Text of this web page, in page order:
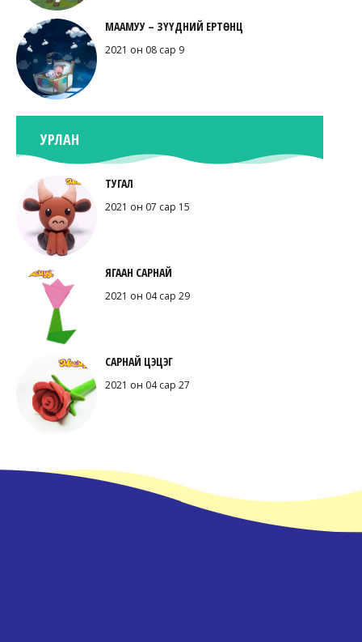
МААМУУ – ЗҮҮДНИЙ ЕРТӨНЦ
2021 он 08 сар 9
УРЛАН
ТУГАЛ
2021 он 07 сар 15
ЯГААН САРНАЙ
2021 он 04 сар 29
САРНАЙ ЦЭЦЭГ
2021 он 04 сар 27